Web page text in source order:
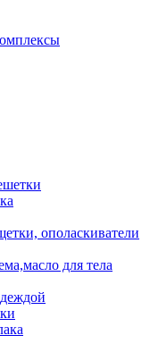
ополаскиватели
для тела